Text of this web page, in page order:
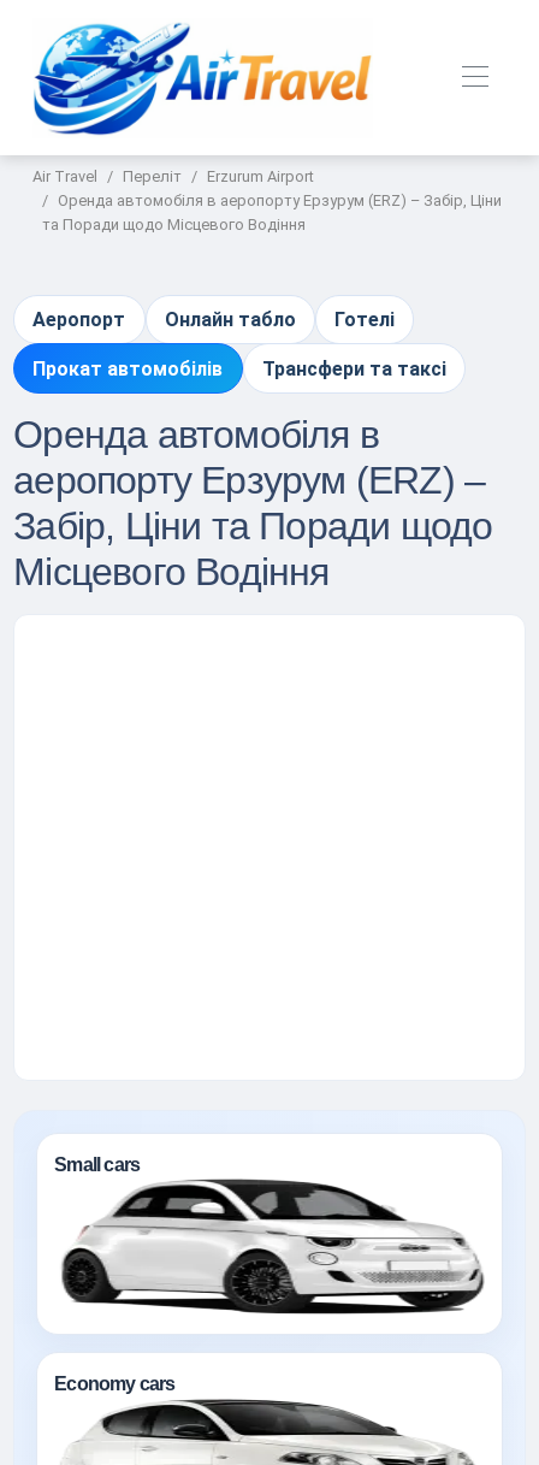
Air Travel Переліт
Erzurum Airport
Оренда автомобіля в аеропорту Ерзурум (ERZ) – Забір, Ціни
та Поради щодо Місцевого Водіння
Аеропорт Онлайн табло Готелі
Прокат автомобілів Трансфери та таксі
Оренда автомобіля в
аеропорту Ерзурум (ERZ) –
Забір, Ціни та Поради щодо
Місцевого Водіння
Small cars
Economy cars